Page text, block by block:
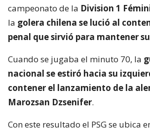
campeonato de la Division 1
la golera chilena se lució al
penal que sirvió para mantener
Cuando se jugaba el minuto 70, la
nacional se estiró hacia su
contener el lanzamiento de la
Marozsan Dzsenifer.
Con este resultado el PSG se ubica